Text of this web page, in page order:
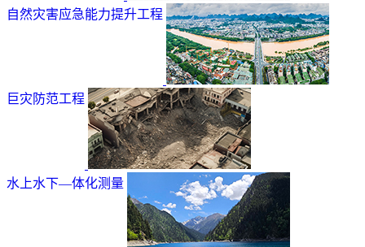
自然灾害应急能力提升工程
巨灾防范工程
水上水下—体化测量